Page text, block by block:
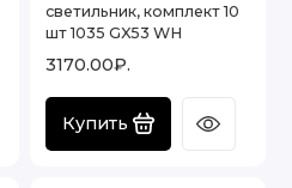
светильник, комплект 10
шт 1035 GX53 WH
3170.00₽.
Купить